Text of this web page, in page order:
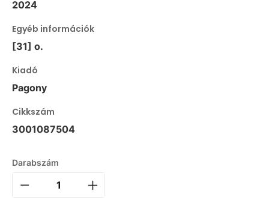
2024
Egyéb információk
[31] o.
Kiadó
Pagony
Cikkszám
3001087504
Darabszám